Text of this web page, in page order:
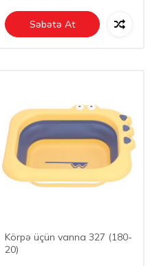
Səbətə At
Körpə üçün vanna 327 (180-
20)